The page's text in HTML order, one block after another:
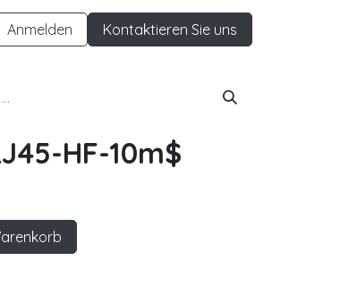
Anmelden Kontaktieren Sie uns
HF-10m$